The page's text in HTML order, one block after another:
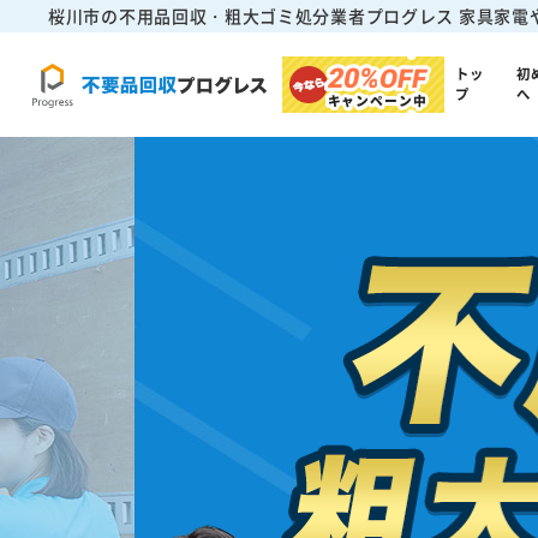
桜川市の不用品回収・粗大ゴミ処分業者プログレス 家具家電
20%OFF
キャンペーン中
トッ
プ
初
へ